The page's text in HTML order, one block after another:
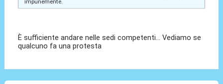
È sufficiente andare nelle sedi competenti... Vediamo se
qualcuno fa una protesta